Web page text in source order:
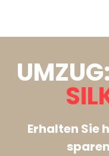
UMZUG:
Erhalten Sie